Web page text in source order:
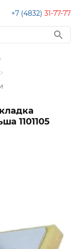
+7 (4832) 31-77-77
1101105